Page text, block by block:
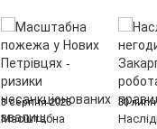
3 серпня 2026
Масштабна
30